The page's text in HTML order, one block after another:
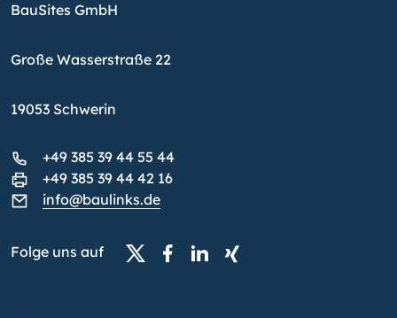
BauSites GmbH
Große Wasserstraße 22
19053 Schwerin
+49 385 39 44 55 44
+49 385 39 44 42 16
info@baulinks.de
Folge uns auf